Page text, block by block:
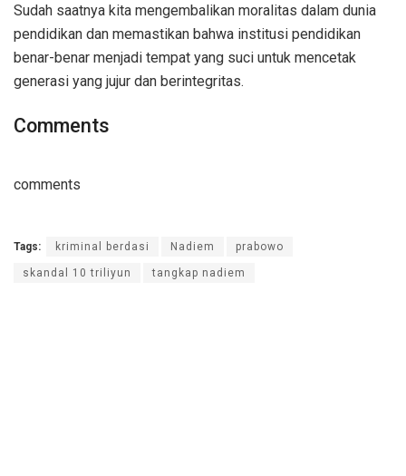
Sudah saatnya kita mengembalikan moralitas dalam dunia
pendidikan dan memastikan bahwa institusi pendidikan
benar-benar menjadi tempat yang suci untuk mencetak
generasi yang jujur dan berintegritas.
Comments
comments
Tags: kriminal berdasi Nadiem prabowo
skandal 10 triliyun tangkap nadiem